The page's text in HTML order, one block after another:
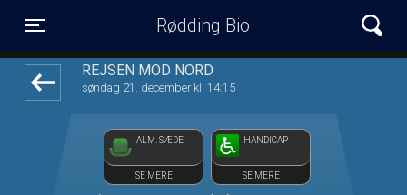
Rødding Bio
REJSEN MOD NORD
søndag 21. december kl. 14:15
ALM. SÆDE
SE MERE
HANDICAP
SE MERE
1step-front02 043336